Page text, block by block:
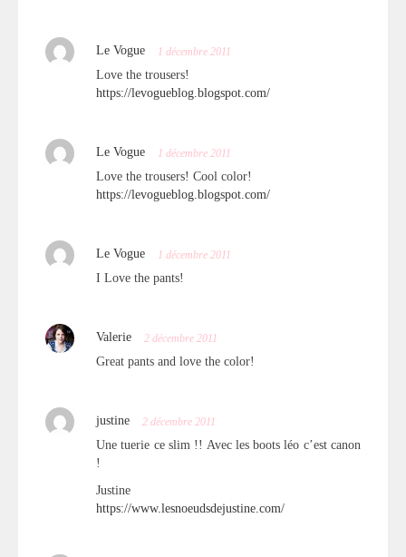
Le Vogue 1 décembre 2011
Love the trousers!
https://levogueblog.blogspot.com/
Le Vogue 1 décembre 2011
Love the trousers! Cool color!
https://levogueblog.blogspot.com/
Le Vogue 1 décembre 2011
I Love the pants!
Valerie 2 décembre 2011
Great pants and love the color!
justine 2 décembre 2011
Une tuerie ce slim !! Avec les boots léo c’est canon
!
Justine
https://www.lesnoeudsdejustine.com/